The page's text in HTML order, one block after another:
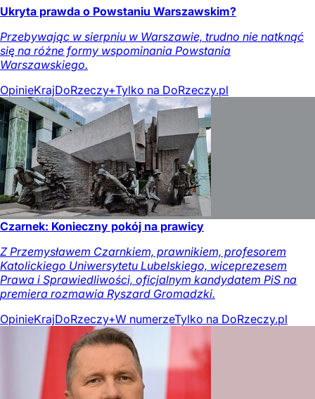
Ukryta prawda o Powstaniu Warszawskim?
Przebywając w sierpniu w Warszawie, trudno nie natknąć
się na różne formy wspominania Powstania
Warszawskiego.
OpinieKrajDoRzeczy+Tylko na DoRzeczy.pl
Czarnek: Konieczny pokój na prawicy
Z Przemysławem Czarnkiem, prawnikiem, profesorem
Katolickiego Uniwersytetu Lubelskiego, wiceprezesem
Prawa i Sprawiedliwości, oficjalnym kandydatem PiS na
premiera rozmawia Ryszard Gromadzki.
OpinieKrajDoRzeczy+W numerzeTylko na DoRzeczy.pl